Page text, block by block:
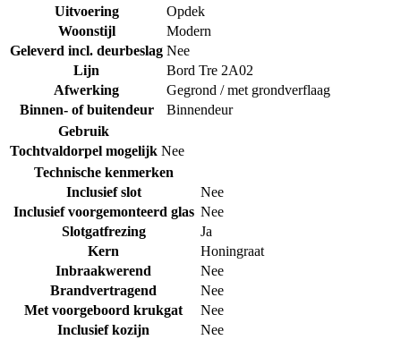
Uitvoering
Opdek
Woonstijl
Modern
Geleverd incl. deurbeslag Nee
Lijn
Bord Tre 2A02
Afwerking
Gegrond / met grondverflaag
Binnen- of buitendeur
Binnendeur
Gebruik
Tochtvaldorpel mogelijk Nee
Technische kenmerken
Inclusief slot
Nee
Inclusief voorgemonteerd glas Nee
Slotgatfrezing
Ja
Kern
Honingraat
Inbraakwerend
Nee
Brandvertragend
Nee
Met voorgeboord krukgat
Nee
Inclusief kozijn
Nee